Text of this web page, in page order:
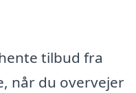
tilbud fra
når du overvejer